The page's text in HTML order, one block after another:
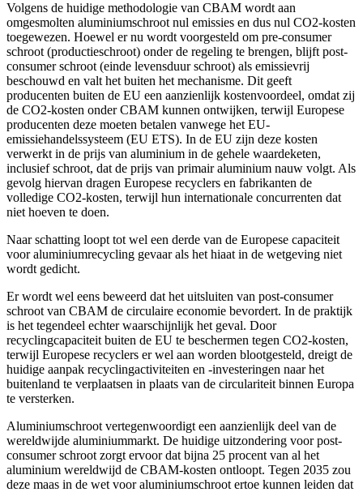
Volgens de huidige methodologie van CBAM wordt aan
omgesmolten aluminiumschroot nul emissies en dus nul CO2-kosten
toegewezen. Hoewel er nu wordt voorgesteld om pre-consumer
schroot (productieschroot) onder de regeling te brengen, blijft post-
consumer schroot (einde levensduur schroot) als emissievrij
beschouwd en valt het buiten het mechanisme. Dit geeft
producenten buiten de EU een aanzienlijk kostenvoordeel, omdat zij
de CO2-kosten onder CBAM kunnen ontwijken, terwijl Europese
producenten deze moeten betalen vanwege het EU-
emissiehandelssysteem (EU ETS). In de EU zijn deze kosten
verwerkt in de prijs van aluminium in de gehele waardeketen,
inclusief schroot, dat de prijs van primair aluminium nauw volgt. Als
gevolg hiervan dragen Europese recyclers en fabrikanten de
volledige CO2-kosten, terwijl hun internationale concurrenten dat
niet hoeven te doen.
Naar schatting loopt tot wel een derde van de Europese capaciteit
voor aluminiumrecycling gevaar als het hiaat in de wetgeving niet
wordt gedicht.
Er wordt wel eens beweerd dat het uitsluiten van post-consumer
schroot van CBAM de circulaire economie bevordert. In de praktijk
is het tegendeel echter waarschijnlijk het geval. Door
recyclingcapaciteit buiten de EU te beschermen tegen CO2-kosten,
terwijl Europese recyclers er wel aan worden blootgesteld, dreigt de
huidige aanpak recyclingactiviteiten en -investeringen naar het
buitenland te verplaatsen in plaats van de circulariteit binnen Europa
te versterken.
Aluminiumschroot vertegenwoordigt een aanzienlijk deel van de
wereldwijde aluminiummarkt. De huidige uitzondering voor post-
consumer schroot zorgt ervoor dat bijna 25 procent van al het
aluminium wereldwijd de CBAM-kosten ontloopt. Tegen 2035 zou
deze maas in de wet voor aluminiumschroot ertoe kunnen leiden dat